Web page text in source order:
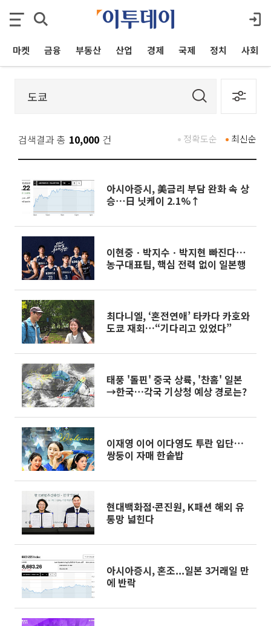
마켓 금융 부동산 산업 경제 국제 정치 사회
검색결과 총 10,000 건 최신순
정확도순
아시아증시, 美금리 부담 완화 속 상
승⋯日 닛케이 2.1%↑
이현중ㆍ박지수ㆍ박지현 빠진다⋯
농구대표팀, 핵심 전력 없이 일본행
최다니엘, ‘혼전연애’ 타카다 카호와
도쿄 재회…“기다리고 있었다”
태풍 '돌핀' 중국 상륙, '찬홈' 일본
→한국…각국 기상청 예상 경로는?
이재영 이어 이다영도 투란 입단…
쌍둥이 자매 한솥밥
현대백화점·콘진원, K패션 해외 유
통망 넓힌다
아시아증시, 혼조...일본 3거래일 만
에 반락